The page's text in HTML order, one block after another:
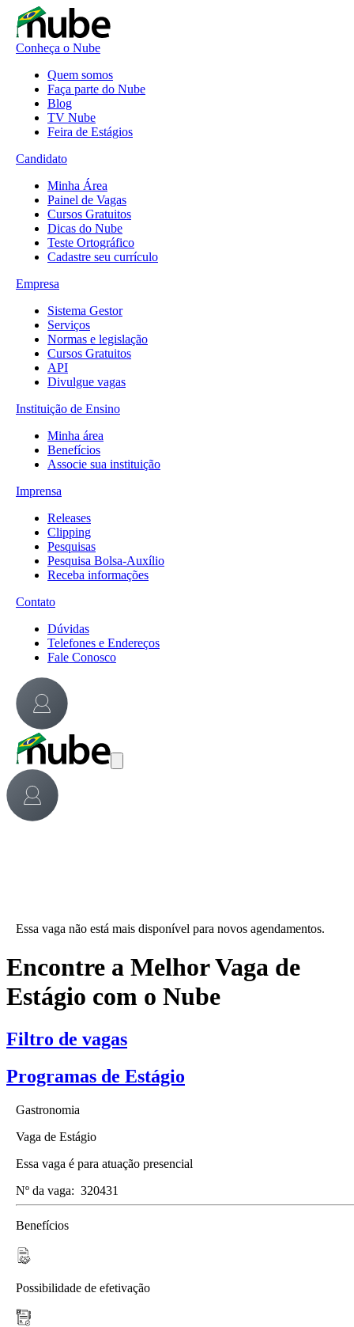
Conheça o Nube
Quem somos
Faça parte do Nube
Blog
TV Nube
Feira de Estágios
Candidato
Minha Área
Painel de Vagas
Cursos Gratuitos
Dicas do Nube
Teste Ortográfico
Cadastre seu currículo
Empresa
Sistema Gestor
Serviços
Normas e legislação
Cursos Gratuitos
API
Divulgue vagas
Instituição de Ensino
Minha área
Benefícios
Associe sua instituição
Imprensa
Releases
Clipping
Pesquisas
Pesquisa Bolsa-Auxílio
Receba informações
Contato
Dúvidas
Telefones e Endereços
Fale Conosco
Essa vaga não está mais disponível para novos agendamentos.
Encontre a Melhor Vaga de
Estágio com o Nube
Filtro de vagas
Programas de Estágio
Gastronomia
Vaga de Estágio
Essa vaga é para atuação presencial
Nº da vaga: 320431
Benefícios
Possibilidade de efetivação